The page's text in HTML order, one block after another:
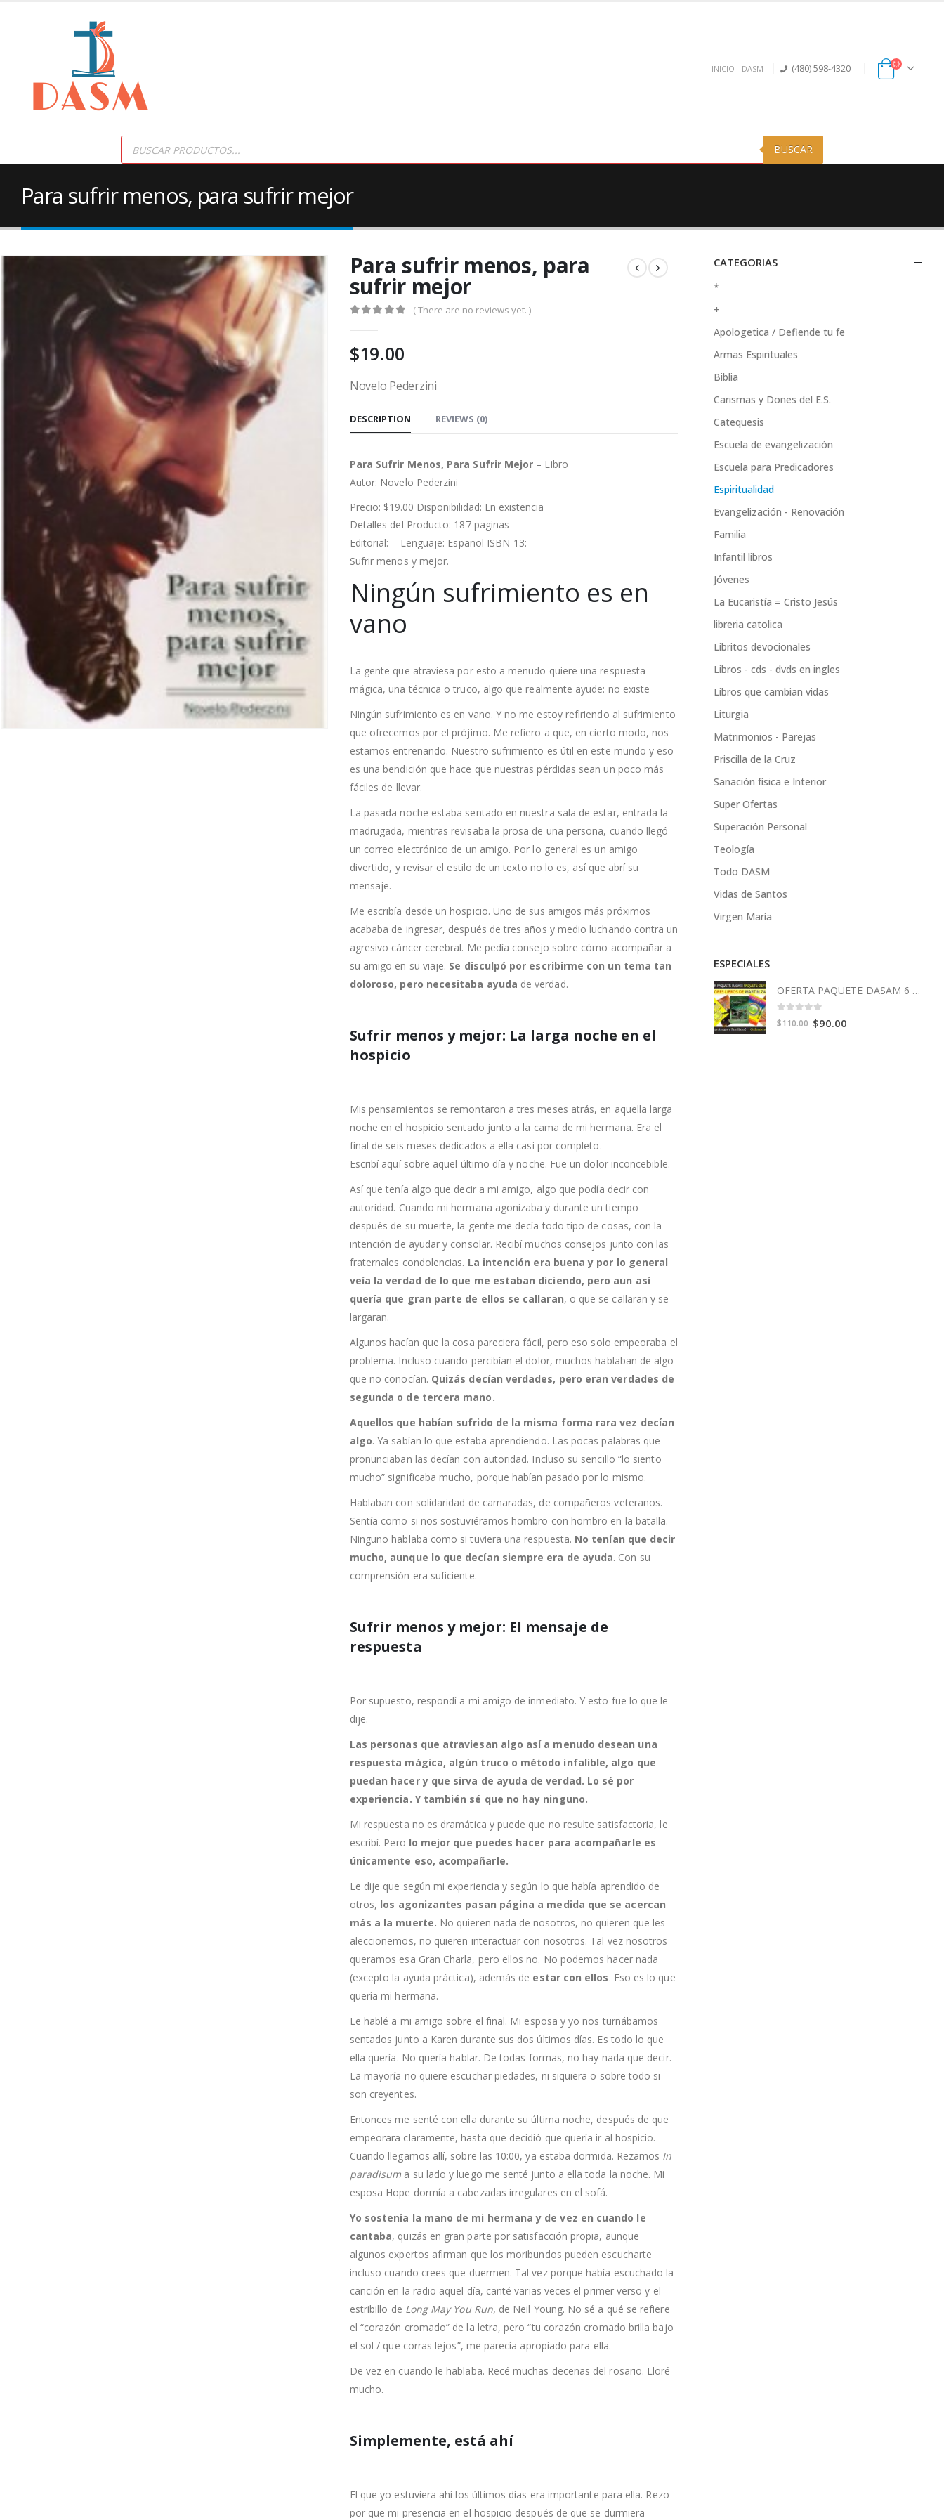
INICIO DASM (480) 598-4320
Products
search BUSCAR
Para sufrir menos, para sufrir mejor
Para sufrir menos, para
sufrir mejor
( There are no reviews yet. )
$19.00
Novelo Pederzini
DESCRIPTION REVIEWS (0)
Para Sufrir Menos, Para Sufrir Mejor – Libro
Autor: Novelo Pederzini
Precio: $19.00 Disponibilidad: En existencia
Detalles del Producto: 187 paginas
Editorial: – Lenguaje: Español ISBN-13:
Sufrir menos y mejor.
Ningún sufrimiento es en
vano
La gente que atraviesa por esto a menudo quiere una respuesta
mágica, una técnica o truco, algo que realmente ayude: no existe
Ningún sufrimiento es en vano. Y no me estoy refiriendo al sufrimiento
que ofrecemos por el prójimo. Me refiero a que, en cierto modo, nos
estamos entrenando. Nuestro sufrimiento es útil en este mundo y eso
es una bendición que hace que nuestras pérdidas sean un poco más
fáciles de llevar.
La pasada noche estaba sentado en nuestra sala de estar, entrada la
madrugada, mientras revisaba la prosa de una persona, cuando llegó
un correo electrónico de un amigo. Por lo general es un amigo
divertido, y revisar el estilo de un texto no lo es, así que abrí su
mensaje.
Me escribía desde un hospicio. Uno de sus amigos más próximos
acababa de ingresar, después de tres años y medio luchando contra un
agresivo cáncer cerebral. Me pedía consejo sobre cómo acompañar a
su amigo en su viaje. Se disculpó por escribirme con un tema tan
doloroso, pero necesitaba ayuda de verdad.
Sufrir menos y mejor: La larga noche en el
hospicio
Mis pensamientos se remontaron a tres meses atrás, en aquella larga
noche en el hospicio sentado junto a la cama de mi hermana. Era el
final de seis meses dedicados a ella casi por completo.
Escribí aquí sobre aquel último día y noche. Fue un dolor inconcebible.
Así que tenía algo que decir a mi amigo, algo que podía decir con
autoridad. Cuando mi hermana agonizaba y durante un tiempo
después de su muerte, la gente me decía todo tipo de cosas, con la
intención de ayudar y consolar. Recibí muchos consejos junto con las
fraternales condolencias. La intención era buena y por lo general
veía la verdad de lo que me estaban diciendo, pero aun así
quería que gran parte de ellos se callaran, o que se callaran y se
largaran.
Algunos hacían que la cosa pareciera fácil, pero eso solo empeoraba el
problema. Incluso cuando percibían el dolor, muchos hablaban de algo
que no conocían. Quizás decían verdades, pero eran verdades de
segunda o de tercera mano.
Aquellos que habían sufrido de la misma forma rara vez decían
algo. Ya sabían lo que estaba aprendiendo. Las pocas palabras que
pronunciaban las decían con autoridad. Incluso su sencillo “lo siento
mucho” significaba mucho, porque habían pasado por lo mismo.
Hablaban con solidaridad de camaradas, de compañeros veteranos.
Sentía como si nos sostuviéramos hombro con hombro en la batalla.
Ninguno hablaba como si tuviera una respuesta. No tenían que decir
mucho, aunque lo que decían siempre era de ayuda. Con su
comprensión era suficiente.
Sufrir menos y mejor: El mensaje de
respuesta
Por supuesto, respondí a mi amigo de inmediato. Y esto fue lo que le
dije.
Las personas que atraviesan algo así a menudo desean una
respuesta mágica, algún truco o método infalible, algo que
puedan hacer y que sirva de ayuda de verdad. Lo sé por
experiencia. Y también sé que no hay ninguno.
Mi respuesta no es dramática y puede que no resulte satisfactoria, le
escribí. Pero lo mejor que puedes hacer para acompañarle es
únicamente eso, acompañarle.
Le dije que según mi experiencia y según lo que había aprendido de
otros, los agonizantes pasan página a medida que se acercan
más a la muerte. No quieren nada de nosotros, no quieren que les
aleccionemos, no quieren interactuar con nosotros. Tal vez nosotros
queramos esa Gran Charla, pero ellos no. No podemos hacer nada
(excepto la ayuda práctica), además de estar con ellos. Eso es lo que
quería mi hermana.
Le hablé a mi amigo sobre el final. Mi esposa y yo nos turnábamos
sentados junto a Karen durante sus dos últimos días. Es todo lo que
ella quería. No quería hablar. De todas formas, no hay nada que decir.
La mayoría no quiere escuchar piedades, ni siquiera o sobre todo si
son creyentes.
Entonces me senté con ella durante su última noche, después de que
empeorara claramente, hasta que decidió que quería ir al hospicio.
Cuando llegamos allí, sobre las 10:00, ya estaba dormida. Rezamos In
paradisum a su lado y luego me senté junto a ella toda la noche. Mi
esposa Hope dormía a cabezadas irregulares en el sofá.
Yo sostenía la mano de mi hermana y de vez en cuando le
cantaba, quizás en gran parte por satisfacción propia, aunque
algunos expertos afirman que los moribundos pueden escucharte
incluso cuando crees que duermen. Tal vez porque había escuchado la
canción en la radio aquel día, canté varias veces el primer verso y el
estribillo de Long May You Run, de Neil Young. No sé a qué se refiere
el “corazón cromado” de la letra, pero “tu corazón cromado brilla bajo
el sol / que corras lejos”, me parecía apropiado para ella.
De vez en cuando le hablaba. Recé muchas decenas del rosario. Lloré
mucho.
Simplemente, está ahí
El que yo estuviera ahí los últimos días era importante para ella. Rezo
por que mi presencia en el hospicio después de que se durmiera
CATEGORIAS
*
+
Apologetica / Defiende tu fe
Armas Espirituales
Biblia
Carismas y Dones del E.S.
Catequesis
Escuela de evangelización
Escuela para Predicadores
Espiritualidad
Evangelización - Renovación
Familia
Infantil libros
Jóvenes
La Eucaristía = Cristo Jesús
libreria catolica
Libritos devocionales
Libros - cds - dvds en ingles
Libros que cambian vidas
Liturgia
Matrimonios - Parejas
Priscilla de la Cruz
Sanación física e Interior
Super Ofertas
Superación Personal
Teología
Todo DASM
Vidas de Santos
Virgen María
ESPECIALES
OFERTA PAQUETE DASAM 6 Libros
0 out of 5
$110.00 Original
$90.00Current